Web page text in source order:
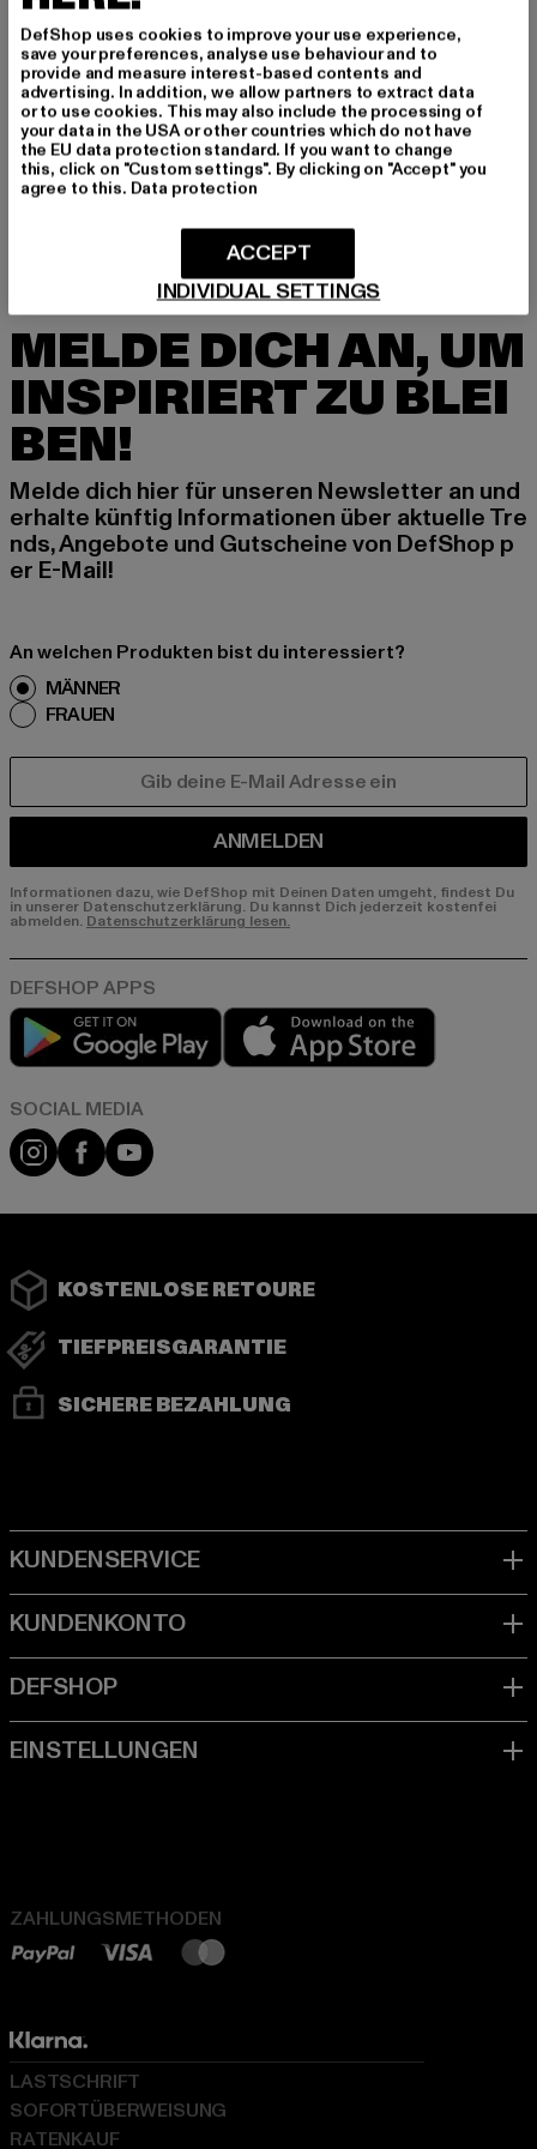
GRÖSSE & PASSFORM
PFLEGEHINWEISE
LIEFERUNG & RÜCKGABE
MELDE DICH AN, UM
INSPIRIERT ZU BLEI
BEN!
Melde dich hier für unseren Newsletter an und
erhalte künftig Informationen über aktuelle Tre
nds, Angebote und Gutscheine von DefShop p
er E-Mail!
An welchen Produkten bist du interessiert?
MÄNNER
FRAUEN
ANMELDEN
Informationen dazu, wie DefShop mit Deinen Daten umgeht, findest Du
in unserer Datenschutzerklärung. Du kannst Dich jederzeit kostenfei
abmelden. Datenschutzerklärung lesen.
Play market
Instagram
FacebookYouTube
KOSTENLOSE RETOURE
TIEFPREISGARANTIE
SICHERE BEZAHLUNG
ZAHLUNGSMETHODEN
LASTSCHRIFT
SOFORTÜBERWEISUNG
RATENKAUF
DefShop uses cookies to improve your use experience,
save your preferences, analyse use behaviour and to
provide and measure interest-based contents and
advertising. In addition, we allow partners to extract data
or to use cookies. This may also include the processing of
your data in the USA or other countries which do not have
the EU data protection standard. If you want to change
this, click on "Custom settings". By clicking on "Accept" you
agree to this. Data protection
INDIVIDUAL SETTINGS
ACCEPT